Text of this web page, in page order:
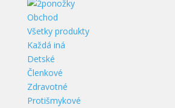
Obchod
Všetky produkty
Každá iná
Detské
Členkové
Zdravotné
Protišmykové